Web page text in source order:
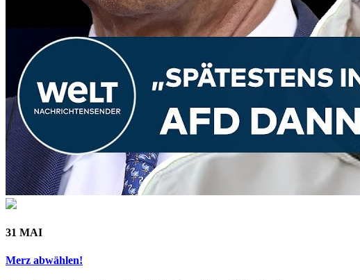
31 MAI
Merz abwählen!